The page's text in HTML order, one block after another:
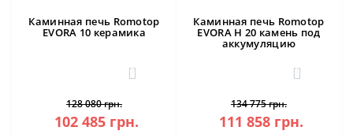
Каминная печь Romotop
EVORA 10 керамика
1
128 080 грн.
102 485 грн.
Каминная печь Romotop
EVORA H 20 камень под
аккумуляцию
1
134 775 грн.
111 858 грн.